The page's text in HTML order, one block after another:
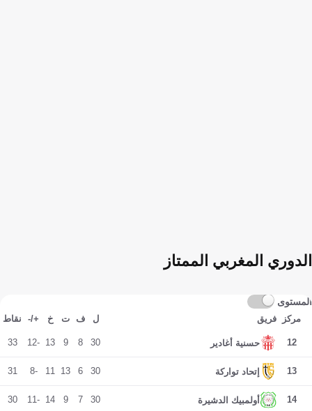
الدوري المغربي الممتاز
المستوى
مركز فريق ل ف ت خ +/- نقاط
12 حسنية أغادير 30
8
9
13
-12
33
13 إتحاد تواركة 30
6
13
11
-8
31
14 أولمبيك الدشيرة 30
7
9
14
-11
30